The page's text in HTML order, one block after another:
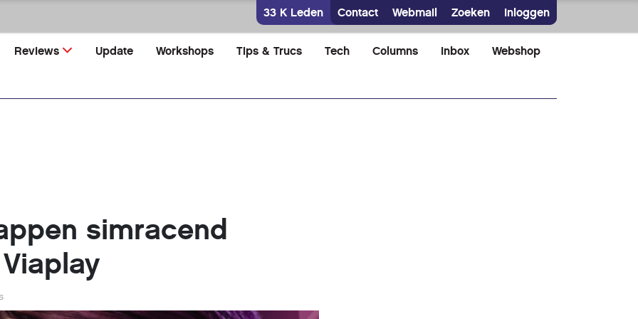
33 K Leden Contact Webmail Zoeken Inloggen
Reviews Update Workshops Tips & Trucs Tech Columns Inbox Webshop
simracend